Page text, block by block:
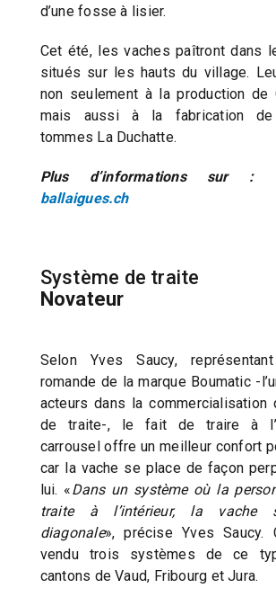
d’une fosse à lisier.
Cet été, les vaches paîtront dans
situés sur les hauts du village.
non seulement à la production de
mais aussi à la fabrication de
tommes La Duchatte.
Plus d’informations sur :
ballaigues.ch
Système de traite
Novateur
Selon Yves Saucy,
romande de la marque Boumatic -
acteurs dans la commercialisation
de traite-, le fait de traire à
carrousel offre un meilleur confort
car la vache se place de façon
lui. «Dans un système où la
traite à l’intérieur, la vache
diagonale», précise Yves Saucy.
vendu trois systèmes de ce
cantons de Vaud, Fribourg et Jura.